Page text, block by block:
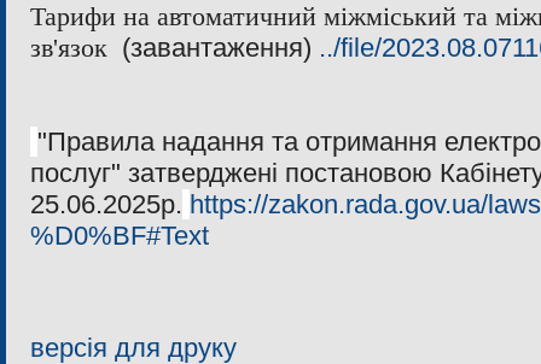
Тарифи на автоматичний міжміський та
зв'язок (завантаження) ../file/
"Правила надання та отримання
послуг" затверджені постановою
25.06.2025р. https://zakon.rada.gov.ua/
%D0%BF#Text
версія для друку